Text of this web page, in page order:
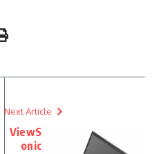
Next Article
ViewS
onic